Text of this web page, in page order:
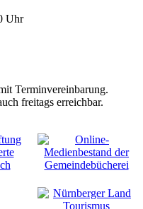
Uhr
Terminvereinbarung.
freitags erreichbar.